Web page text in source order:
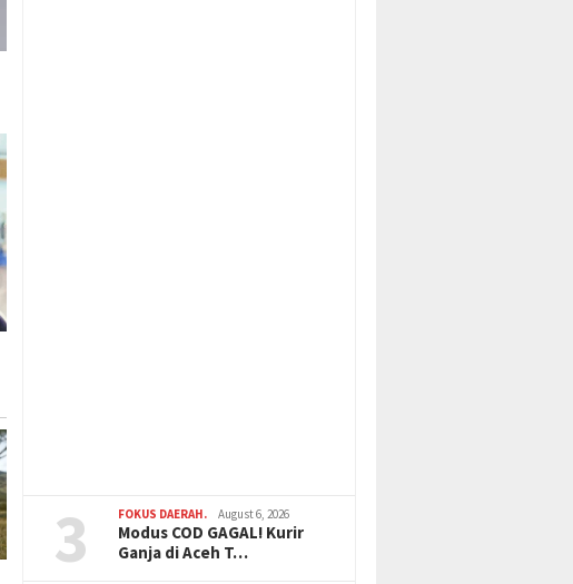
3 FOKUS DAERAH. August 6, 2026
Modus COD GAGAL! Kurir
Ganja di Aceh T…